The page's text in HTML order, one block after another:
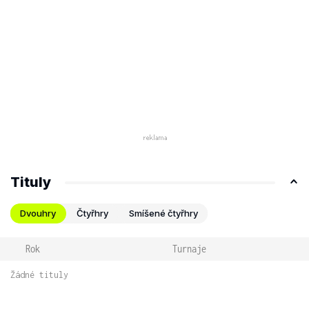
Tituly
Dvouhry Čtyřhry Smíšené čtyřhry
Rok Turnaje
Žádné tituly